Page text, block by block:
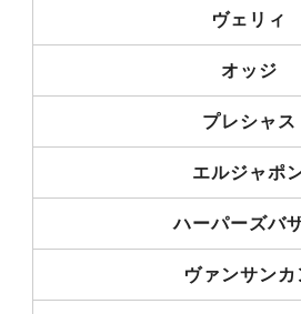
ヴェリィ
オッジ
プレシャス
エルジャポ
ハーパーズバ
ヴァンサンカ